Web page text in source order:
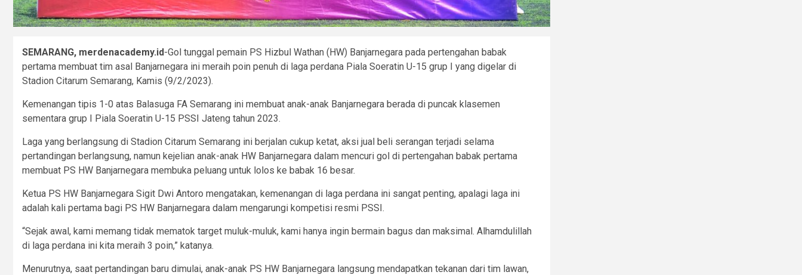
SEMARANG, merdenacademy.id-Gol tunggal pemain PS Hizbul Wathan (HW) Banjarnegara pada pertengahan babak
pertama membuat tim asal Banjarnegara ini meraih poin penuh di laga perdana Piala Soeratin U-15 grup I yang digelar di
Stadion Citarum Semarang, Kamis (9/2/2023).
Kemenangan tipis 1-0 atas Balasuga FA Semarang ini membuat anak-anak Banjarnegara berada di puncak klasemen
sementara grup I Piala Soeratin U-15 PSSI Jateng tahun 2023.
Laga yang berlangsung di Stadion Citarum Semarang ini berjalan cukup ketat, aksi jual beli serangan terjadi selama
pertandingan berlangsung, namun kejelian anak-anak HW Banjarnegara dalam mencuri gol di pertengahan babak pertama
membuat PS HW Banjarnegara membuka peluang untuk lolos ke babak 16 besar.
Ketua PS HW Banjarnegara Sigit Dwi Antoro mengatakan, kemenangan di laga perdana ini sangat penting, apalagi laga ini
adalah kali pertama bagi PS HW Banjarnegara dalam mengarungi kompetisi resmi PSSI.
“Sejak awal, kami memang tidak mematok target muluk-muluk, kami hanya ingin bermain bagus dan maksimal. Alhamdulillah
di laga perdana ini kita meraih 3 poin,” katanya.
Menurutnya, saat pertandingan baru dimulai, anak-anak PS HW Banjarnegara langsung mendapatkan tekanan dari tim lawan,